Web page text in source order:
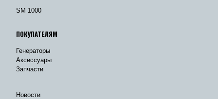
SM 1000
ПОКУПАТЕЛЯМ
Генераторы
Аксессуары
Запчасти
Новости